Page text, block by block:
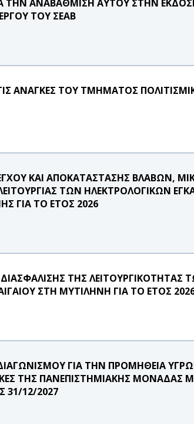
ΤΗΝ ΑΝΑΒΑΘΜΙΣΗ ΑΥΤΟΥ ΣΤΗΝ ΕΚΔΟΣΗ
ΤΟΥ ΣΕΑΒ
ΑΝΑΓΚΕΣ ΤΟΥ ΤΜΗΜΑΤΟΣ
ΚΑΙ ΑΠΟΚΑΤΑΣΤΑΣΗΣ ΒΛΑΒΩΝ,
ΤΩΝ ΗΛΕΚΤΡΟΛΟΓΙΚΩΝ
ΓΙΑ ΤΟ ΕΤΟΣ 2026
ΤΗΣ ΛΕΙΤΟΥΡΓΙΚΟΤΗΤΑΣ
ΣΤΗ ΜΥΤΙΛΗΝΗ ΓΙΑ ΤΟ ΕΤΟΣ
ΓΙΑ ΤΗΝ ΠΡΟΜΗΘΕΙΑ
ΤΗΣ ΠΑΝΕΠΙΣΤΗΜΙΑΚΗΣ ΜΟΝΑΔΑΣ
31/12/2027